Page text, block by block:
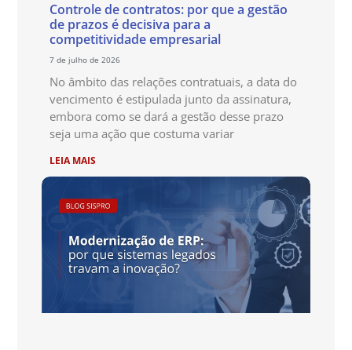
Controle de contratos: por que a gestão
de prazos é decisiva para a
competitividade empresarial
7 de julho de 2026
No âmbito das relações contratuais, a data do
vencimento é estipulada junto da assinatura,
embora como se dará a gestão desse prazo
seja uma ação que costuma variar
LEIA MAIS